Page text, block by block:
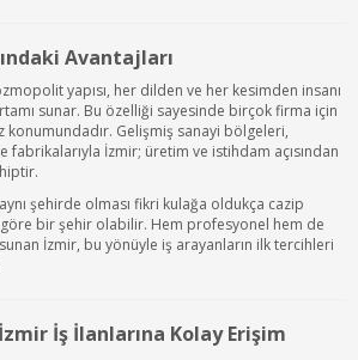
Avantajları
yapısı, her dilden ve her kesimden insanı
sunar. Bu özelliği sayesinde birçok firma için
Gelişmiş sanayi bölgeleri,
fabrikalarıyla İzmir; üretim ve istihdam açısından
şehirde olması fikri kulağa oldukça cazip
bir şehir olabilir. Hem profesyonel hem de
İzmir, bu yönüyle iş arayanların ilk tercihleri
İş İlanlarına Kolay Erişim